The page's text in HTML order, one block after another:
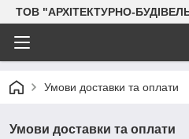
ТОВ "АРХІТЕКТУРНО-
Умови доставки та оплати
Умови доставки та оплати